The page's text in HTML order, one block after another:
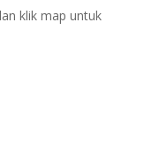
klik map untuk